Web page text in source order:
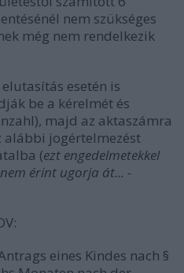
nem szükséges
még nem rendelkezik
esetén is
be a kérelmét és
majd az aktaszámra
alábbi jogértelmezést
(ezt engedelmetekkel
érint ugorja át... -
eines Kindes nach §